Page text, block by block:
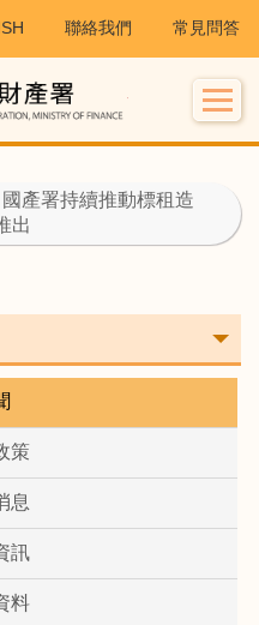
聯絡我們 常見問答
產署持續推動標租造
出
策
息
訊
料